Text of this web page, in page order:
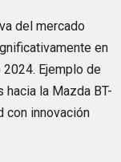
del mercado
en
Ejemplo de
la Mazda BT-
con innovación